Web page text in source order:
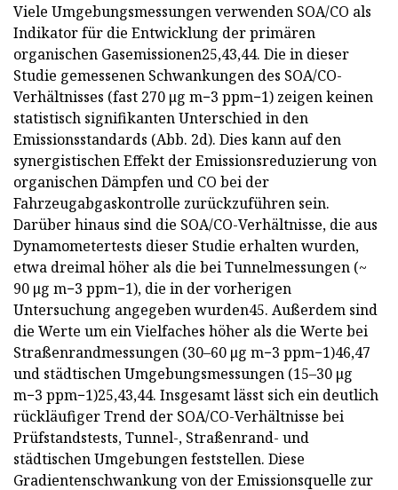
Viele Umgebungsmessungen verwenden SOA/CO als
Indikator für die Entwicklung der primären
organischen Gasemissionen25,43,44. Die in dieser
Studie gemessenen Schwankungen des SOA/CO-
Verhältnisses (fast 270 μg m−3 ppm−1) zeigen keinen
statistisch signifikanten Unterschied in den
Emissionsstandards (Abb. 2d). Dies kann auf den
synergistischen Effekt der Emissionsreduzierung von
organischen Dämpfen und CO bei der
Fahrzeugabgaskontrolle zurückzuführen sein.
Darüber hinaus sind die SOA/CO-Verhältnisse, die aus
Dynamometertests dieser Studie erhalten wurden,
etwa dreimal höher als die bei Tunnelmessungen (~
90 μg m−3 ppm−1), die in der vorherigen
Untersuchung angegeben wurden45. Außerdem sind
die Werte um ein Vielfaches höher als die Werte bei
Straßenrandmessungen (30–60 μg m−3 ppm−1)46,47
und städtischen Umgebungsmessungen (15–30 μg
m−3 ppm−1)25,43,44. Insgesamt lässt sich ein deutlich
rückläufiger Trend der SOA/CO-Verhältnisse bei
Prüfstandstests, Tunnel-, Straßenrand- und
städtischen Umgebungen feststellen. Diese
Gradientenschwankung von der Emissionsquelle zur